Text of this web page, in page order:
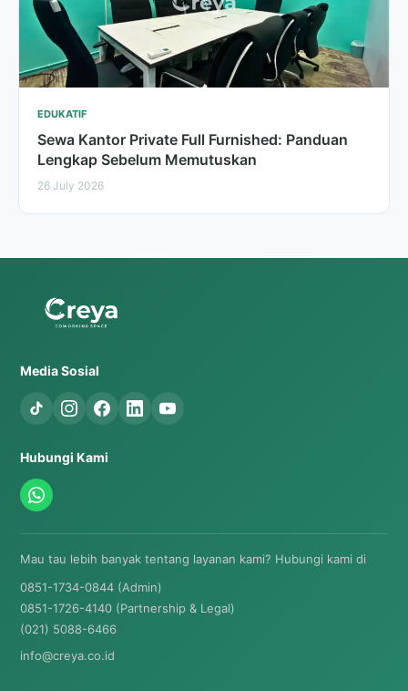
EDUKATIF
Sewa Kantor Private Full Furnished: Panduan
Lengkap Sebelum Memutuskan
26 July 2026
Media Sosial
Hubungi Kami
Mau tau lebih banyak tentang layanan kami? Hubungi kami di
0851-1734-0844 (Admin)
0851-1726-4140 (Partnership & Legal)
(021) 5088-6466
info@creya.co.id